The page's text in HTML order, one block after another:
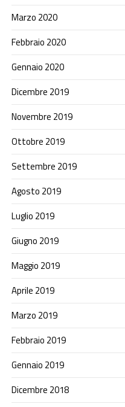
Marzo 2020
Febbraio 2020
Gennaio 2020
Dicembre 2019
Novembre 2019
Ottobre 2019
Settembre 2019
Agosto 2019
Luglio 2019
Giugno 2019
Maggio 2019
Aprile 2019
Marzo 2019
Febbraio 2019
Gennaio 2019
Dicembre 2018